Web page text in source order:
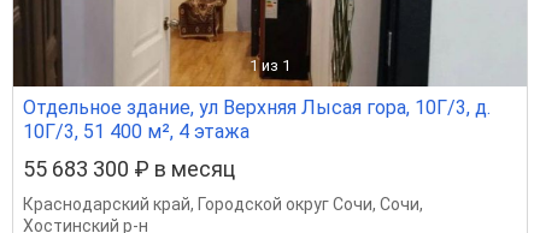
1 из 1
Отдельное здание, ул Верхняя Лысая гора, 10Г/3, д.
10Г/3, 51 400 м², 4 этажа
55 683 300 ₽ в месяц
Краснодарский край, Городской округ Сочи, Сочи,
Хостинский р-н